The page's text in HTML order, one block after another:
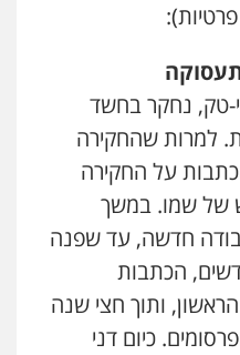
טק, נחקר בחשד
למרות שהחקירה
על החקירה
של שמו. במשך
חדשה, עד שפנה
הכתבות
ותוך חצי שנה
כיום דני